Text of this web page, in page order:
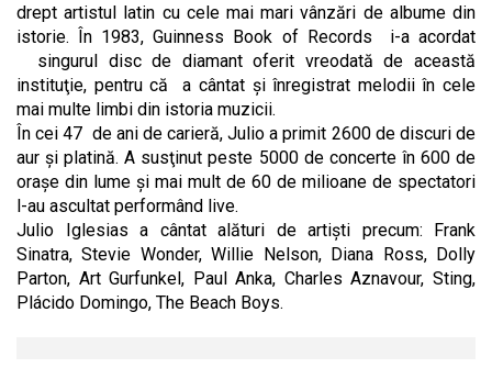
drept artistul latin cu cele mai mari vânzări de albume din
istorie. În 1983, Guinness Book of Records i-a acordat
singurul disc de diamant oferit vreodată de această
instituţie, pentru că a cântat şi înregistrat melodii în cele
mai multe limbi din istoria muzicii.
În cei 47 de ani de carieră, Julio a primit 2600 de discuri de
aur şi platină. A susţinut peste 5000 de concerte în 600 de
oraşe din lume şi mai mult de 60 de milioane de spectatori
l-au ascultat performând live.
Julio Iglesias a cântat alături de artişti precum: Frank
Sinatra, Stevie Wonder, Willie Nelson, Diana Ross, Dolly
Parton, Art Gurfunkel, Paul Anka, Charles Aznavour, Sting,
Plácido Domingo, The Beach Boys.